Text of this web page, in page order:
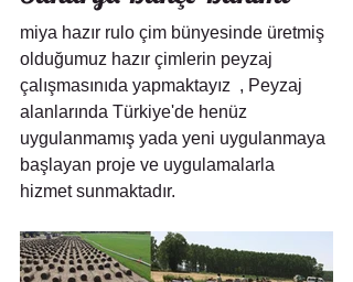
miya hazır rulo çim bünyesinde üretmiş
olduğumuz hazır çimlerin peyzaj
çalışmasınıda yapmaktayız  , Peyzaj
alanlarında Türkiye'de henüz
uygulanmamış yada yeni uygulanmaya
başlayan proje ve uygulamalarla
hizmet sunmaktadır.